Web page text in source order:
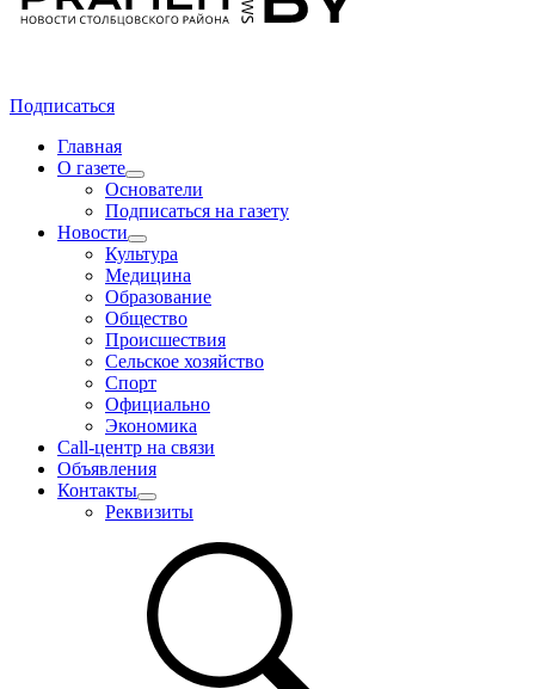
Подписаться
Главная
О газете
Основатели
Подписаться на газету
Новости
Культура
Медицина
Образование
Общество
Происшествия
Сельское хозяйство
Спорт
Официально
Экономика
Call-центр на связи
Объявления
Контакты
Реквизиты